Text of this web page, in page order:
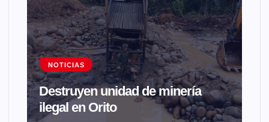
NOTICIAS
Destruyen unidad de minería
ilegal en Orito